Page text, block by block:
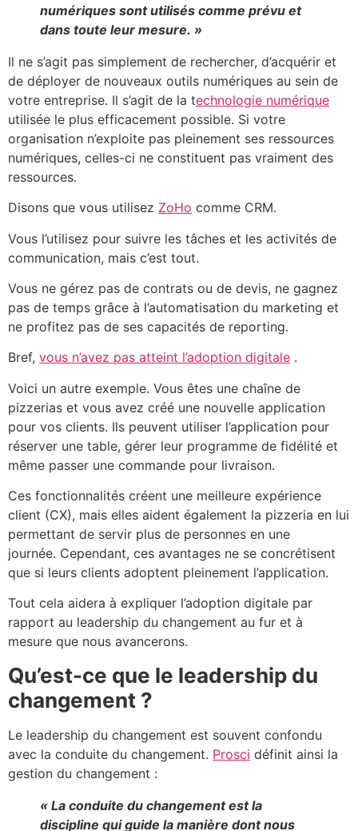
numériques sont utilisés comme prévu et
dans toute leur mesure. »
Il ne s’agit pas simplement de rechercher, d’acquérir et
de déployer de nouveaux outils numériques au sein de
votre entreprise. Il s’agit de la technologie numérique
utilisée le plus efficacement possible. Si votre
organisation n’exploite pas pleinement ses ressources
numériques, celles-ci ne constituent pas vraiment des
ressources.
Disons que vous utilisez ZoHo comme CRM.
Vous l’utilisez pour suivre les tâches et les activités de
communication, mais c’est tout.
Vous ne gérez pas de contrats ou de devis, ne gagnez
pas de temps grâce à l’automatisation du marketing et
ne profitez pas de ses capacités de reporting.
Bref, vous n’avez pas atteint l’adoption digitale .
Voici un autre exemple. Vous êtes une chaîne de
pizzerias et vous avez créé une nouvelle application
pour vos clients. Ils peuvent utiliser l’application pour
réserver une table, gérer leur programme de fidélité et
même passer une commande pour livraison.
Ces fonctionnalités créent une meilleure expérience
client (CX), mais elles aident également la pizzeria en lui
permettant de servir plus de personnes en une
journée. Cependant, ces avantages ne se concrétisent
que si leurs clients adoptent pleinement l’application.
Tout cela aidera à expliquer l’adoption digitale par
rapport au leadership du changement au fur et à
mesure que nous avancerons.
Qu’est-ce que le leadership du
changement ?
Le leadership du changement est souvent confondu
avec la conduite du changement. Prosci définit ainsi la
gestion du changement :
« La conduite du changement est la
discipline qui guide la manière dont nous